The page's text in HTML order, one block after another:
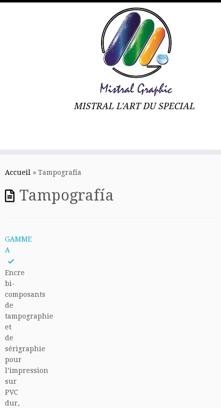
MISTRAL L'ART DU SPECIAL
Accueil » Tampografía
Tampografía
GAMME
A
Encre
bi-
composants
de
tampographie
et
de
sérigraphie
pour
l’impression
sur
PVC
dur,